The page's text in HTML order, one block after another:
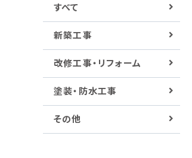
すべて
新築工事
改修工事・リフォーム
塗装・防水工事
その他